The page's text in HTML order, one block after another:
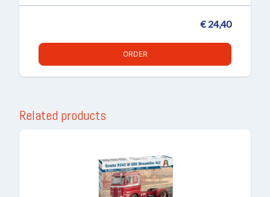
€ 24,40
ORDER
Related products